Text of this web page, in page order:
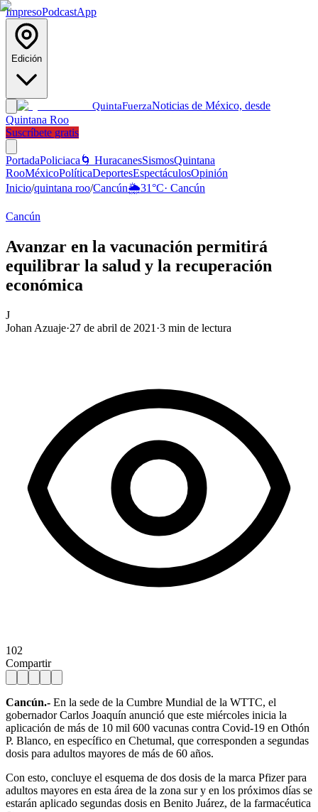
ImpresoPodcastApp
Edición
QuintaFuerzaNoticias de México, desde
Quintana Roo
Suscríbete gratis
PortadaPoliciaca 🌀 HuracanesSismosQuintana
RooMéxicoPolíticaDeportesEspectáculosOpinión
Inicio/quintana roo/Cancún🌦️31°C· Cancún
Cancún
Avanzar en la vacunación permitirá
equilibrar la salud y la recuperación
económica
J
Johan Azuaje·27 de abril de 2021 ·3 min de lectura
102
Compartir
Cancún.- En la sede de la Cumbre Mundial de la WTTC, el
gobernador Carlos Joaquín anunció que este miércoles inicia la
aplicación de más de 10 mil 600 vacunas contra Covid-19 en Othón
P. Blanco, en específico en Chetumal, que corresponden a segundas
dosis para adultos mayores de más de 60 años.
Con esto, concluye el esquema de dos dosis de la marca Pfizer para
adultos mayores en esta área de la zona sur y en los próximos días se
estarán aplicado segundas dosis en Benito Juárez, de la farmacéutica